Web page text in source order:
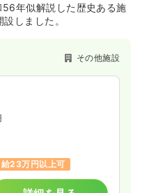
年似解説した歴史ある施
しました。
その他施設
給23万円以上可